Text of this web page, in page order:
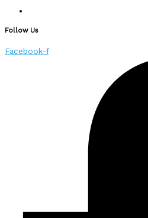
Follow Us
Facebook-f